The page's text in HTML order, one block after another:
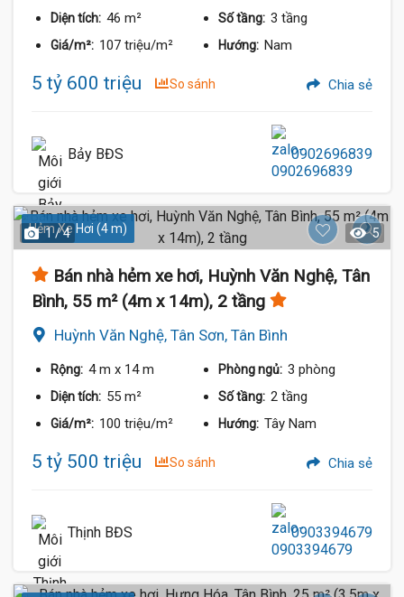
Diện tích: 46 m² Số tầng: 3 tầng
Giá/m²: 107 triệu/m² Hướng: Nam
5 tỷ 600 triệu So sánh Chia sẻ
Bảy BĐS 0902696839
Hẻm Xe Hơi (4 m)
1 / 4 5
Bán nhà hẻm xe hơi, Huỳnh Văn Nghệ, Tân
Bình, 55 m² (4m x 14m), 2 tầng
Huỳnh Văn Nghệ, Tân Sơn, Tân Bình
Rộng: 4 m x 14 m Phòng ngủ: 3 phòng
Diện tích: 55 m² Số tầng: 2 tầng
Giá/m²: 100 triệu/m² Hướng: Tây Nam
5 tỷ 500 triệu So sánh Chia sẻ
Thịnh BĐS 0903394679